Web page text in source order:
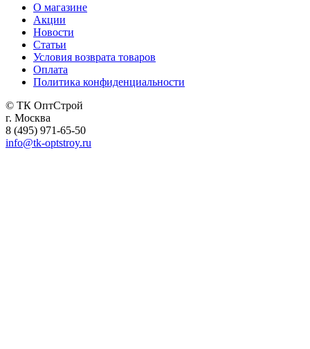
О магазине
Акции
Новости
Статьи
Условия возврата товаров
Оплата
Политика конфиденциальности
© ТК ОптСтрой
г. Москва
8 (495) 971-65-50
info@tk-optstroy.ru